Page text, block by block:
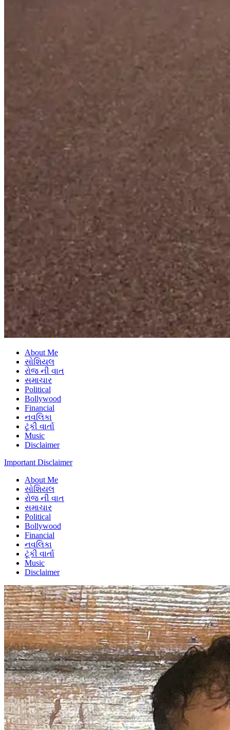
About Me
સોશિયલ
રોજ ની વાત
સમાચાર
Political
Bollywood
Financial
નવલિકા
ટૂંકી વાર્તા
Music
Disclaimer
Important Disclaimer
About Me
સોશિયલ
રોજ ની વાત
સમાચાર
Political
Bollywood
Financial
નવલિકા
ટૂંકી વાર્તા
Music
Disclaimer